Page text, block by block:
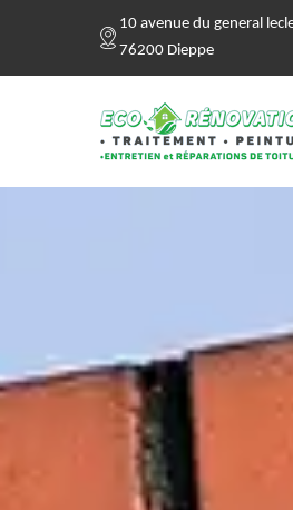
10 avenue du general
76200 Dieppe